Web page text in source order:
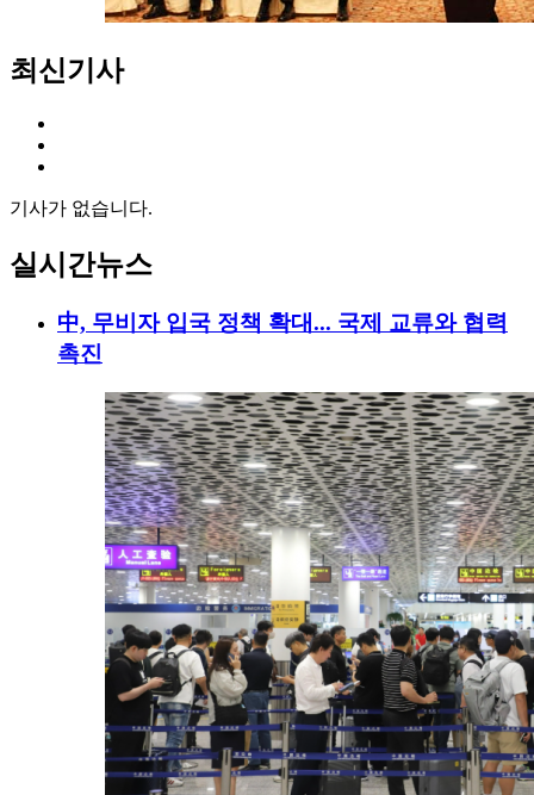
최신기사
기사가 없습니다.
실시간뉴스
中, 무비자 입국 정책 확대... 국제 교류와 협력
촉진